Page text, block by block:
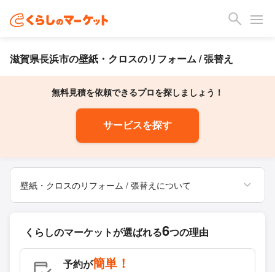
滋賀県長浜市の壁紙・クロスのリフォーム / 張替え
無料見積を依頼できるプロを探しましょう！
サービスを探す
壁紙・クロスのリフォーム / 張替えについて
くらしのマーケットが選ばれる6つの理由
予約が簡単！